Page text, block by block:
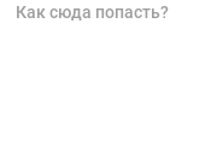
Как сюда попасть?